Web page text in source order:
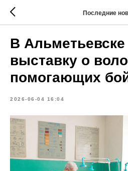
Последние
В Альметьевске
выставку о
помогающих
2026-06-04 16:04